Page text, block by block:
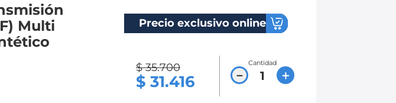
Multi
Precio exclusivo online
$ 35.700
$ 31.416
Cantidad
＋
－